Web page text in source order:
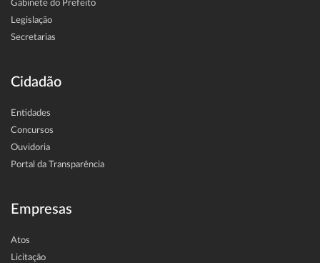
Gabinete do Prefeito
Legislação
Secretarias
Cidadão
Entidades
Concursos
Ouvidoria
Portal da Transparência
Empresas
Atos
Licitação